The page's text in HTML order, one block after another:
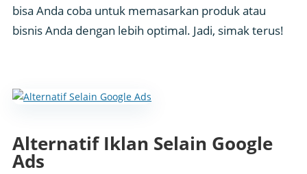
bisa Anda coba untuk memasarkan produk atau
bisnis Anda dengan lebih optimal. Jadi, simak terus!
Alternatif Iklan Selain Google
Ads